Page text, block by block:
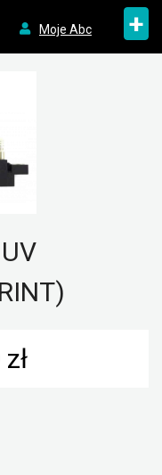
Moje Abc +